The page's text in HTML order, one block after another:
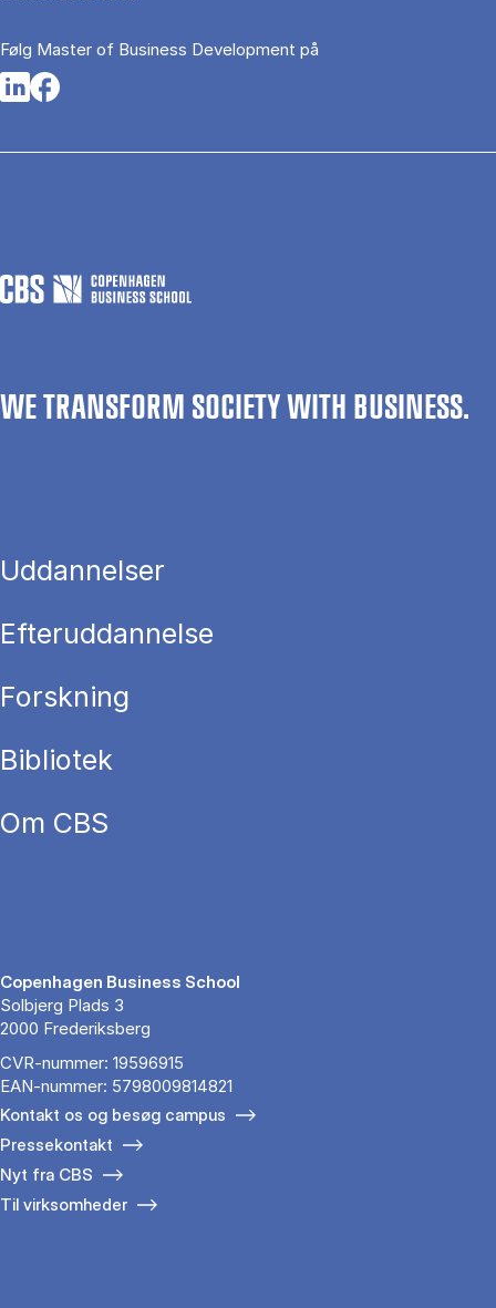
Følg Master of Business Development på
Opens in a new tab
Opens in a new tab
WE TRANSFORM SOCIETY WITH BUSINESS.
Uddannelser
Efteruddannelse
Forskning
Bibliotek
Om CBS
Copenhagen Business School
Solbjerg Plads 3
2000 Frederiksberg
CVR-nummer: 19596915
EAN-nummer: 5798009814821
Kontakt os og besøg campus
Pressekontakt
Nyt fra CBS
Til virksomheder